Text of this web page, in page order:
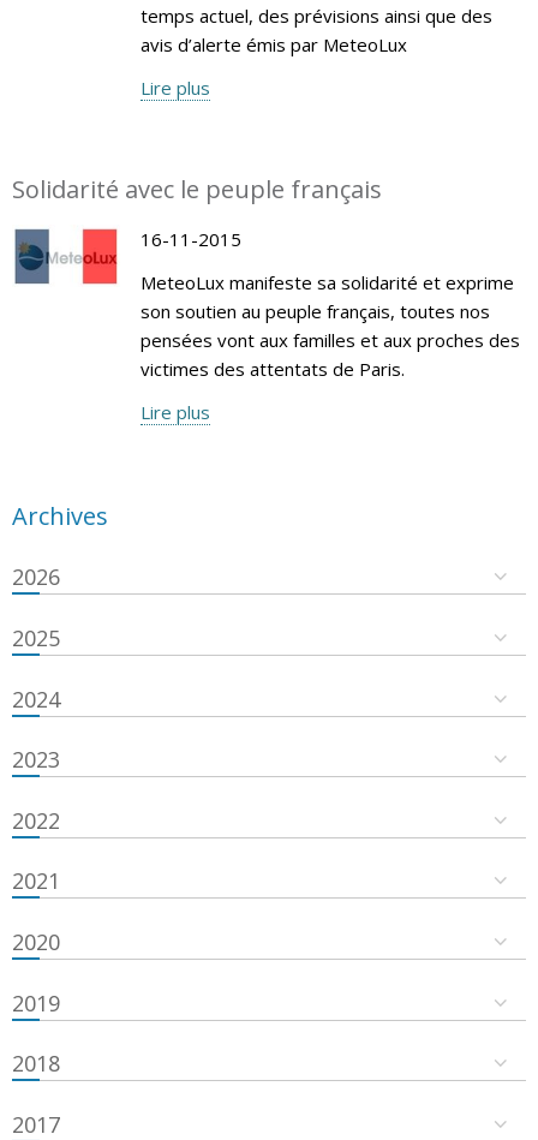
temps actuel, des prévisions ainsi que des
avis d’alerte émis par MeteoLux
Lire plus
Solidarité avec le peuple français
16-11-2015
MeteoLux manifeste sa solidarité et exprime
son soutien au peuple français, toutes nos
pensées vont aux familles et aux proches des
victimes des attentats de Paris.
Lire plus
Archives
2026
2025
2024
2023
2022
2021
2020
2019
2018
2017